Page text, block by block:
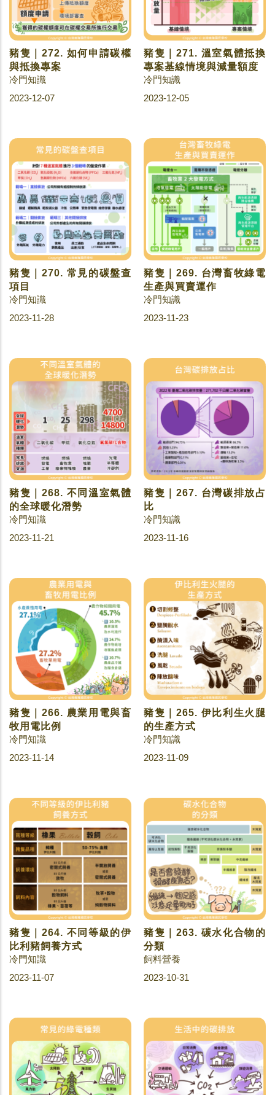
豬隻｜272. 如何申請碳權
與抵換專案
冷門知識
2023-12-07
豬隻｜271. 溫室氣體抵換
專案基線情境與減量額度
冷門知識
2023-12-05
豬隻｜270. 常見的碳盤查
項目
冷門知識
2023-11-28
豬隻｜269. 台灣畜牧綠電
生產與買賣運作
冷門知識
2023-11-23
豬隻｜268. 不同溫室氣體
的全球暖化潛勢
冷門知識
2023-11-21
豬隻｜267. 台灣碳排放占
比
冷門知識
2023-11-16
豬隻｜266. 農業用電與畜
牧用電比例
冷門知識
2023-11-14
豬隻｜265. 伊比利生火腿
的生產方式
冷門知識
2023-11-09
豬隻｜264. 不同等級的伊
比利豬飼養方式
冷門知識
2023-11-07
豬隻｜263. 碳水化合物的
分類
飼料營養
2023-10-31